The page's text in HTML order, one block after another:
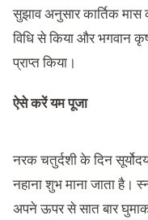
सुझाव अनुसार कार्तिक मास
विधि से किया और भगवान
प्राप्त किया।
ऐसे करें यम पूजा
नरक चतुर्दशी के द‍िन
नहाना शुभ माना जाता है।
अपने ऊपर से सात बार